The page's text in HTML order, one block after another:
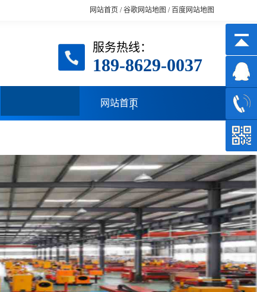
网站首页 /谷歌网站地图 / 百度网站地图
服务热线：
189-8629-0037
网站首页